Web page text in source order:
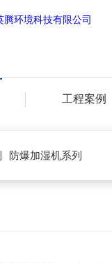
工程案例
防爆加湿机系列